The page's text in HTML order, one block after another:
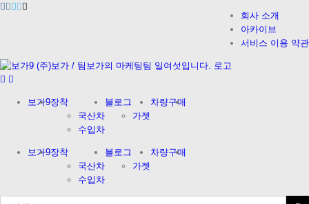
SkipFacebook
Instagram
Vimeo
Twitter
회사 소개
아카이브
서비스 이용 약관
보가9장착
국산차
수입차
블로그
가젯
차량구매
보가9장착
국산차
수입차
블로그
가젯
차량구매